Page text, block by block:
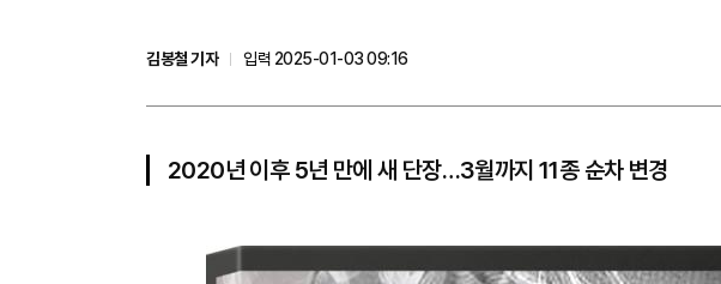
김봉철 기자
입력 2025-01-03 09:16
2020년 이후 5년 만에 새 단장…3월까지 11종 순차 변경